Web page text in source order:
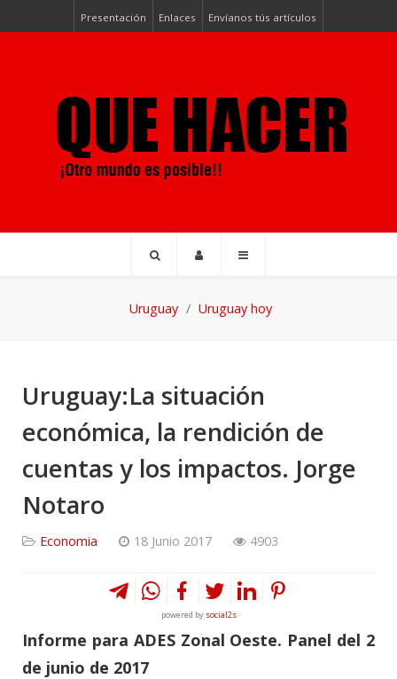
Presentación Enlaces Envíanos tús artículos
Uruguay Uruguay hoy
Uruguay:La situación
económica, la rendición de
cuentas y los impactos. Jorge
Notaro
Economia 18 Junio 2017 4903
powered by social2s
Informe para ADES Zonal Oeste. Panel del 2
de junio de 2017